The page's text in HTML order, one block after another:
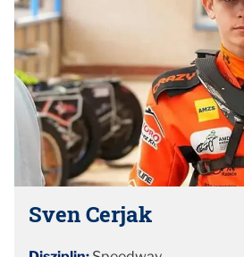
Sven Cerjak